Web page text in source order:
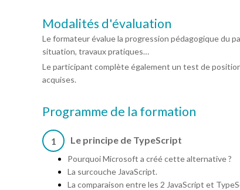
Modalités d'évaluation
Le formateur évalue la progression pédagogique du
situation, travaux pratiques…
Le participant complète également un test de
acquises.
Programme de la formation
1 Le principe de TypeScript
Pourquoi Microsoft a créé cette alternative ?
La surcouche JavaScript.
La comparaison entre les 2 JavaScript et